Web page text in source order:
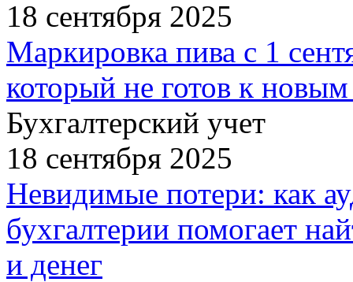
18 сентября 2025
Маркировка пива с 1
который не готов к
Бухгалтерский учет
18 сентября 2025
Невидимые потери: как
бухгалтерии помогает
и денег